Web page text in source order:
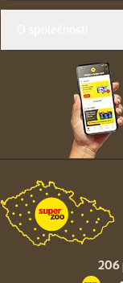
206